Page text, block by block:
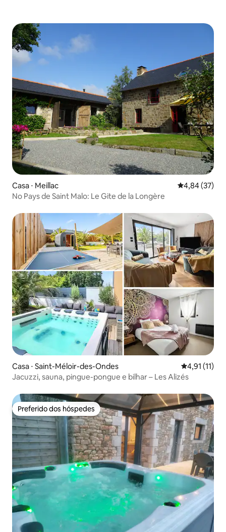
Casa ⋅ Meillac 4,84 de uma
4,84 (37)
No Pays de Saint Malo: Le Gite de la Longère
Casa ⋅ Saint-Méloir-des-Ondes 4,91 de uma
4,91 (11)
Jacuzzi, sauna, pingue-pongue e bilhar – Les Alizés
Preferido dos hóspedes
Preferido dos hóspedes